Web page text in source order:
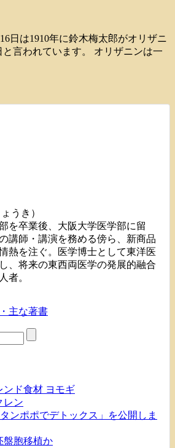
16日は1910年に鈴木梅太郎がオリザニ
言われています。 オリザニンは一
うき）
を卒業後、大阪大学医学部に留
講師・講演を務める傍ら、新商品
熱を注ぐ。医学博士として東洋医
、将来の東西両医学の発展的融合
者。
主な著書
ンド食材 ヨモギ
レン
タンポポでデトックス」を公開しま
盤胞移植か